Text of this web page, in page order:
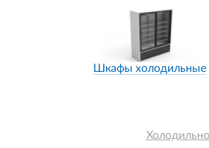
Шкафы холодильные